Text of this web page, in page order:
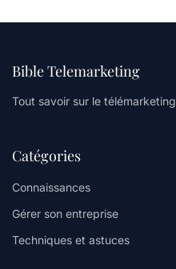
Bible Telemarketing
Tout savoir sur le télémarketing
Catégories
Connaissances
Gérer son entreprise
Techniques et astuces